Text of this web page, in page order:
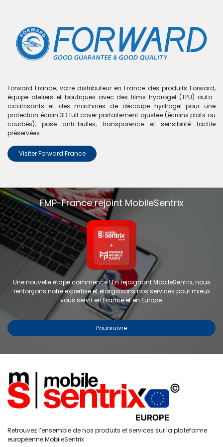
Étiquettes
Accueil Recherche
0
Compte
Boutique 0 articles trouvés.
Nous n'avons trouvé aucun
produit !
Aucun produit défini dans la catégorieZenfone Max
(ZC550KL)
Forward France, votre distributeur en France des produits Forward,
équipe ateliers et boutiques avec des films hydrogel (TPU) auto-
cicatrisants et des machines de découpe hydrogel pour une
protection écran 3D full cover parfaitement ajustée (écrans plats ou
courbés), pose anti-bulles, transparence et sensibilité tactile
préservées.
Visiter Forward France
FMP-France rejoint MobileSentrix
Une nouvelle étape commence ! En rejoignant MobileSentrix, nous
renforçons notre expertise et élargissons nos services pour mieux
vous servir en France et en Europe.
Poursuivre
Retrouvez l’ensemble de nos produits et services sur la plateforme
européenne MobileSentrix.
Copyright © 2024 FMP-France. Tous droits réservés